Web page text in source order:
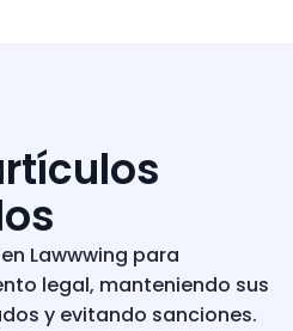
Lawwwing para
legal, manteniendo sus
y evitando sanciones.